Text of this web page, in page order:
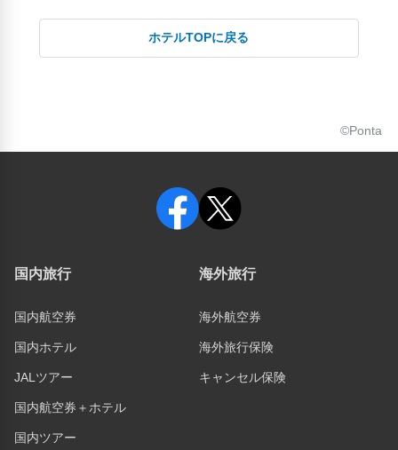
ホテルTOPに戻る
©Ponta
国内旅行
国内航空券
国内ホテル
JALツアー
国内航空券＋ホテル
国内ツアー
海外旅行
海外航空券
海外旅行保険
キャンセル保険